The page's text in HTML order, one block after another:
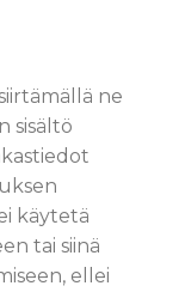
ne
sisältö
käytetä
tai siinä
ellei